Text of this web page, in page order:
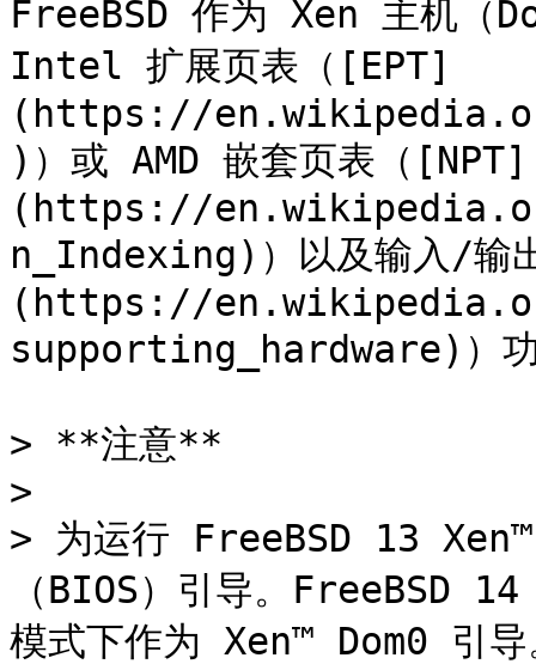
FreeBSD 作为 Xen 主机（
Intel 扩展页表（[EPT]
(https://
)）或 AMD 嵌套页表（[NPT]
(https://
n_Indexing)）以及输入/输
(https://
supporting_hardware)）
> **注意**
>
> 为运行 FreeBSD 13 Xen™
（BIOS）引导。FreeBSD
模式下作为 Xen™ Dom0 引导